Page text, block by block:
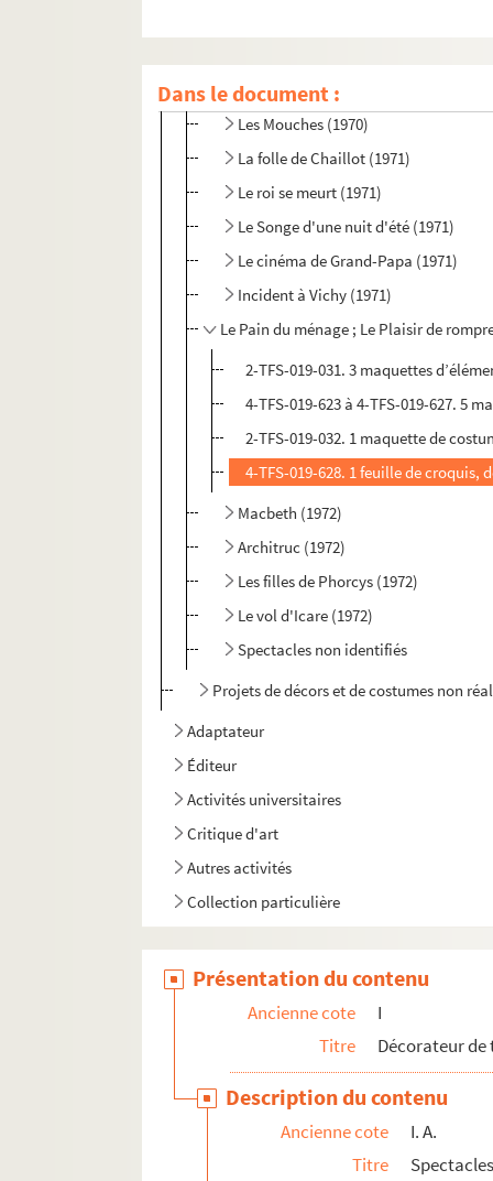
Dans le document :
Les jeux de la langue et du hasard
Les Mouches (1970)
La folle de Chaillot (1971)
Le roi se meurt (1971)
Le Songe d'une nuit d'été (1971)
Le cinéma de Grand-Papa (1971)
Incident à Vichy (1971)
Le Pain du ménage ; Le Plaisir de
2-TFS-019-031. 3 maquettes
4-TFS-019-623 à 4-TFS-019-627. 5
2-TFS-019-032. 1 maquette de
4-TFS-019-628. 1 feuille de croquis,
Macbeth (1972)
Architruc (1972)
Les filles de Phorcys (1972)
Le vol d'Icare (1972)
Spectacles non identifiés
Projets de décors et de costumes non
Adaptateur
Éditeur
Activités universitaires
Critique d'art
Autres activités
Collection particulière
Présentation du contenu
Ancienne cote
I
Titre
Décorateur
Description du contenu
Ancienne cote
I. A.
Titre